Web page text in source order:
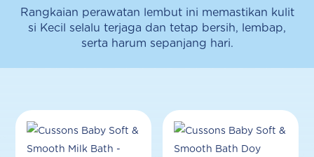
Rangkaian perawatan lembut ini memastikan kulit
si Kecil selalu terjaga dan tetap bersih, lembap,
serta harum sepanjang hari.